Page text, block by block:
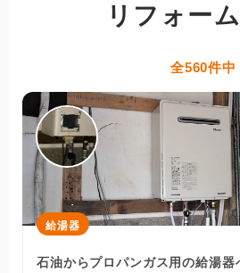
リフォー
全560件中
給湯器
石油からプロパンガス用の給湯器